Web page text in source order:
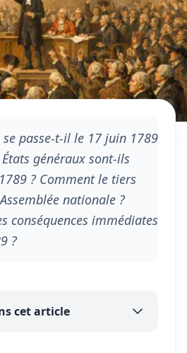
passe-t-il le 17 juin 1789
généraux sont-ils
? Comment le tiers
nationale ?
conséquences immédiates
?
cet article